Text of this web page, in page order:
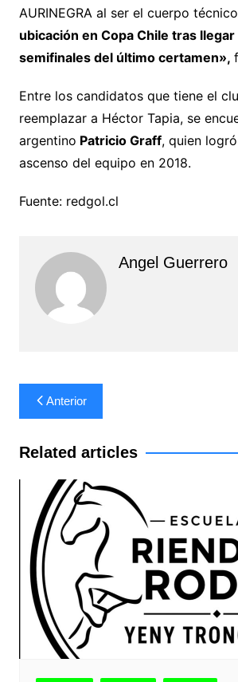
AURINEGRA al ser el cuerpo
ubicación en Copa Chile tras llegar
semifinales del último certamen»,
Entre los candidatos que tiene el
reemplazar a Héctor Tapia, se
argentino Patricio Graff, quien
ascenso del equipo en 2018.
Fuente: redgol.cl
Angel Guerrero
Navegación
de
entradas
Anterior
Related articles